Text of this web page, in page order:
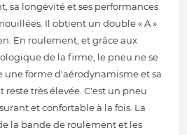
sa longévité et ses performances
Il obtient un double « A »
En roulement, et grâce aux
de la firme, le pneu ne se
une forme d'aérodynamisme et sa
très élevée. C'est un pneu
et confortable à la fois. La
la bande de roulement et les